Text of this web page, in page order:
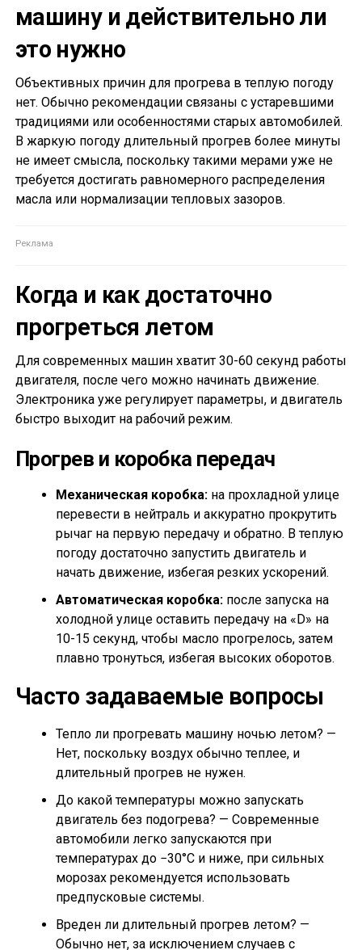
машину и действительно ли
это нужно
Объективных причин для прогрева в теплую погоду
нет. Обычно рекомендации связаны с устаревшими
традициями или особенностями старых автомобилей.
В жаркую погоду длительный прогрев более минуты
не имеет смысла, поскольку такими мерами уже не
требуется достигать равномерного распределения
масла или нормализации тепловых зазоров.
Когда и как достаточно
прогреться летом
Для современных машин хватит 30-60 секунд работы
двигателя, после чего можно начинать движение.
Электроника уже регулирует параметры, и двигатель
быстро выходит на рабочий режим.
Прогрев и коробка передач
Механическая коробка:на прохладной улице
перевести в нейтраль и аккуратно прокрутить
рычаг на первую передачу и обратно. В теплую
погоду достаточно запустить двигатель и
начать движение, избегая резких ускорений.
Автоматическая коробка:после запуска на
холодной улице оставить передачу на «D» на
10-15 секунд, чтобы масло прогрелось, затем
плавно тронуться, избегая высоких оборотов.
Часто задаваемые вопросы
Тепло ли прогревать машину ночью летом? —
Нет, поскольку воздух обычно теплее, и
длительный прогрев не нужен.
До какой температуры можно запускать
двигатель без подогрева? — Современные
автомобили легко запускаются при
температурах до −30°C и ниже, при сильных
морозах рекомендуется использовать
предпусковые системы.
Вреден ли длительный прогрев летом? —
Обычно нет, за исключением случаев с